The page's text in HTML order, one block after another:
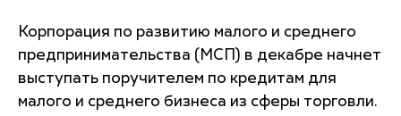
Корпорация по развитию малого и среднего
предпринимательства (МСП) в декабре начнет
выступать поручителем по кредитам для
малого и среднего бизнеса из сферы торговли.